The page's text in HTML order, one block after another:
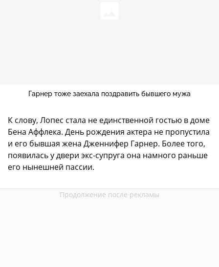
Гарнер тоже заехала поздравить бывшего мужа
К слову, Лопес стала не единственной гостью в доме
Бена Аффлека. День рождения актера не пропустила
и его бывшая жена Дженнифер Гарнер. Более того,
появилась у двери экс-супруга она намного раньше
его нынешней пассии.